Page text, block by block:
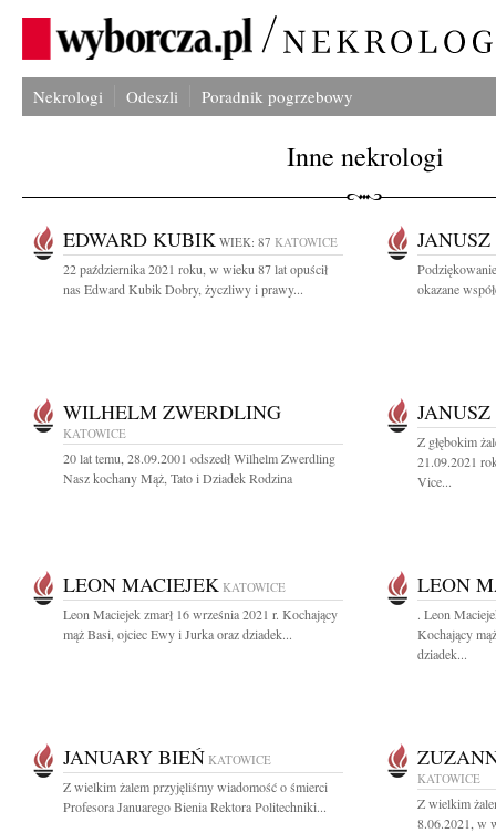
Nekrologi Odeszli Poradnik pogrzebowy
Inne nekrologi
EDWARD KUBIK WIEK: 87 KATOWICE
22 października 2021 roku, w wieku 87 lat opuścił
nas Edward Kubik Dobry, życzliwy i prawy...
okazane
WILHELM ZWERDLING
KATOWICE
20 lat temu, 28.09.2001 odszedł Wilhelm Zwerdling
Nasz kochany Mąż, Tato i Dziadek Rodzina
Z głębokim
21.09.2021
Vice...
LEON MACIEJEK KATOWICE
Leon Maciejek zmarł 16 września 2021 r. Kochający
mąż Basi, ojciec Ewy i Jurka oraz dziadek...
LEON
. Leon
Kochający
dziadek...
JANUARY BIEŃ KATOWICE
Z wielkim żalem przyjęliśmy wiadomość o śmierci
Profesora Januarego Bienia Rektora Politechniki...
KATOWICE
Z wielkim
8.06.2021, w